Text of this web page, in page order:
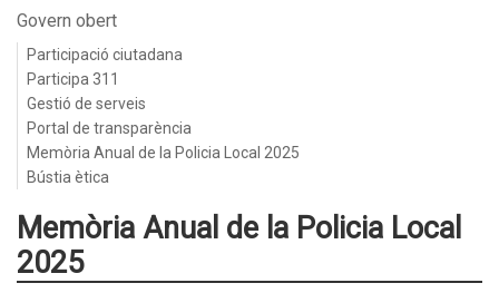
Govern obert
Participació ciutadana
Participa 311
Gestió de serveis
Portal de transparència
Memòria Anual de la Policia Local 2025
Bústia ètica
Memòria Anual de la Policia Local
2025